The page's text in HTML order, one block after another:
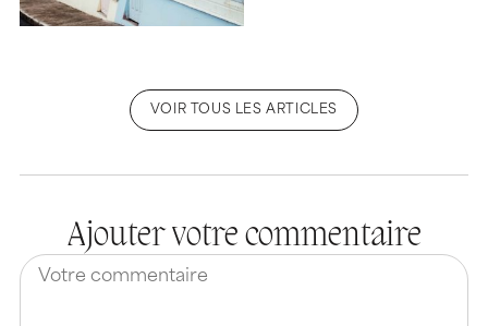
VOIR TOUS LES ARTICLES
Ajouter votre commentaire